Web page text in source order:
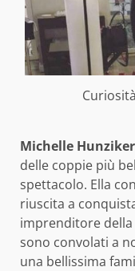
Michelle
delle coppie più
spettacolo. Ella
riuscita a
imprenditore della
sono convolati a
una bellissima